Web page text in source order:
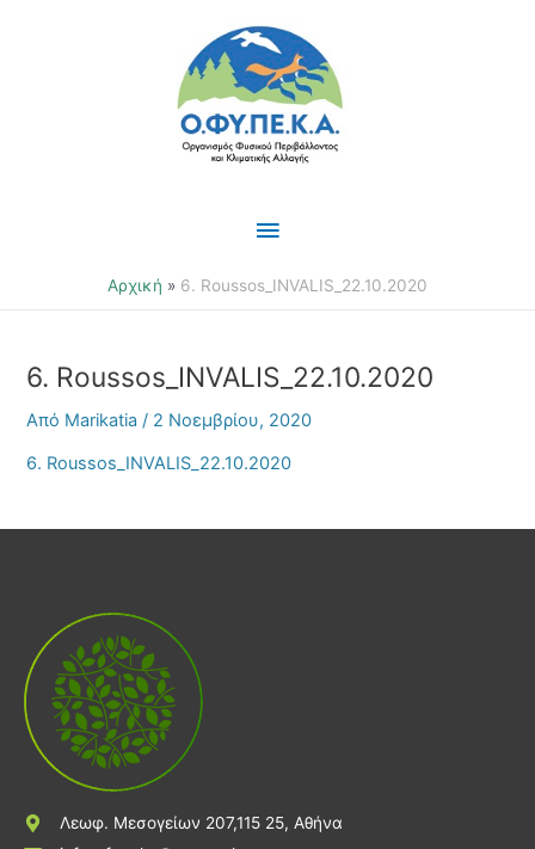
Κύριο
Μενού
Αρχική 6. Roussos_INVALIS_22.10.2020
6. Roussos_INVALIS_22.10.2020
Από Marikatia/ 2 Νοεμβρίου, 2020
6. Roussos_INVALIS_22.10.2020
Λεωφ. Μεσογείων 207,115 25, Αθήνα